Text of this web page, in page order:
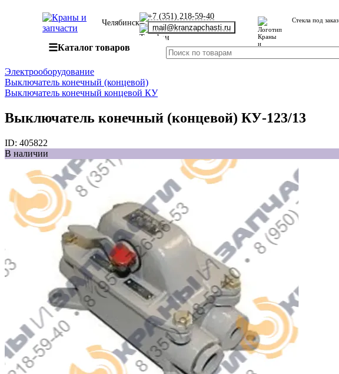
Челябинск
+7 (351) 218-59-40
mail@kranzapchasti.ru
Стекла под заказ
☰Каталог товаров
Электрооборудование
Выключатель конечный (концевой)
Выключатель конечный концевой КУ
Выключатель конечный (концевой) КУ-123/13
ID: 405822
В наличии